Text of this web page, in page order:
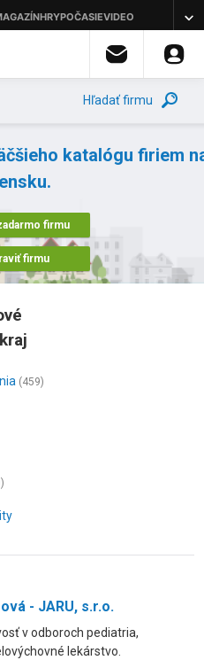
Hľadať firmu
katalógu firiem
firmu
firmu
(459)
- JARU, s.r.o.
v odboroch pediatria,
lekárstvo.